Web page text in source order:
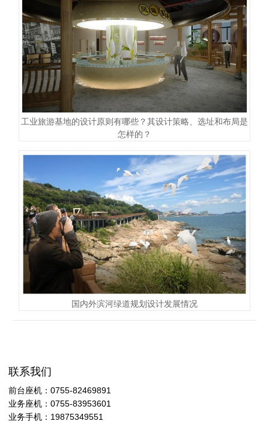
工业旅游基地的设计原则有哪些？其设计策略、选址和布局是
怎样的？
国内外滨河绿道规划设计发展情况
联系我们
前台座机：0755-82469891
业务座机：0755-83953601
业务手机：19875349551